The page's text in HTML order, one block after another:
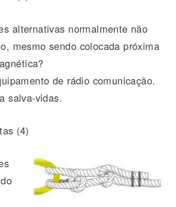
alternativas normalmente não
mesmo sendo colocada próxima
de rádio comunicação.
salva-vidas.
(4)